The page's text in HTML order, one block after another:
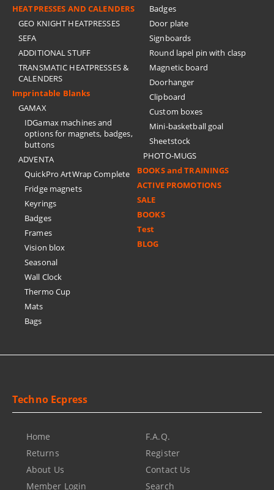
HEATPRESSES AND CALENDERS
GEO KNIGHT HEATPRESSES
SEFA
ADDITIONAL STUFF
TRANSMATIC HEATPRESSES &
CALENDERS
Imprintable Blanks
GAMAX
IDGamax machines and
options for magnets, badges,
buttons
ADVENTA
QuickPro ArtWrap Complete
Fridge magnets
Keyrings
Badges
Frames
Vision blox
Seasonal
Wall Clock
Thermo Cup
Mats
Bags
Badges
Door plate
Signboards
Round lapel pin with clasp
Magnetic board
Doorhanger
Clipboard
Custom boxes
Mini-basketball goal
Sheetstock
PHOTO-MUGS
BOOKS and TRAININGS
ACTIVE PROMOTIONS
SALE
BOOKS
Test
BLOG
Techno Ecpress
Home
Returns
About Us
Member Login
F.A.Q.
Register
Contact Us
Search